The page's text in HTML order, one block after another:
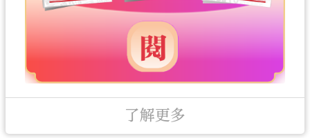
了解更多